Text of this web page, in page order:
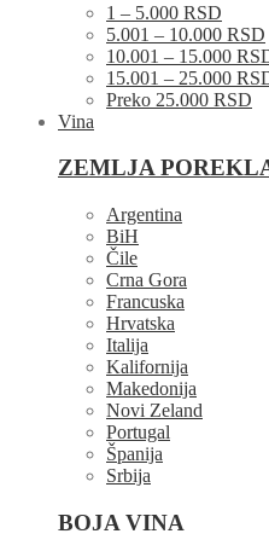
1 – 5.000 RSD
5.001 – 10.000 RSD
10.001 – 15.000
15.001 – 25.000
Preko 25.000 RSD
Vina
ZEMLJA
Argentina
BiH
Čile
Crna Gora
Francuska
Hrvatska
Italija
Kalifornija
Makedonija
Novi Zeland
Portugal
Španija
Srbija
BOJA VINA